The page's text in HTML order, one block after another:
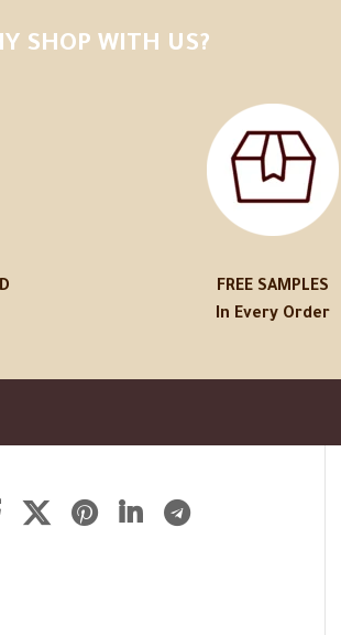
SHOP WITH US?
FREE SAMPLES
In Every Order